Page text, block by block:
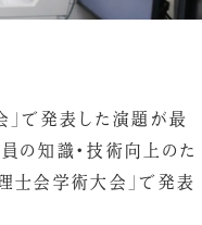
で発表した演題が最
の知識・技術向上のた
士会学術大会」で発表